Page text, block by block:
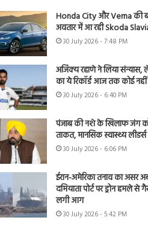
Honda City और Verna की
अवतार में आ रही Skoda
30 July 2026 - 7:48 PM
अजिंक्य रहाणे ने लिया संन्यास,
का ये रिकॉर्ड आज तक कोई नहीं
30 July 2026 - 6:40 PM
पंजाब की नशे के खिलाफ जंग
ताकत, मानसिक स्वास्थ्य लीडर्स
30 July 2026 - 6:06 PM
ईरान-अमेरिका तनाव का असर
दमियाता पोर्ट पर ड्रोन हमले
लगी आग
30 July 2026 - 5:42 PM